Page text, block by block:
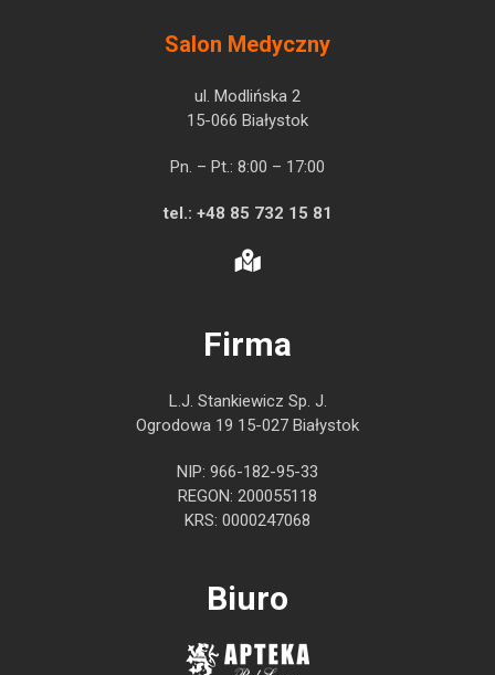
Salon Medyczny
ul. Modlińska 2
15-066 Białystok
Pn. – Pt.: 8:00 – 17:00
tel.: +48 85 732 15 81
Firma
L.J. Stankiewicz Sp. J.
Ogrodowa 19 15-027 Białystok
NIP: 966-182-95-33
REGON: 200055118
KRS: 0000247068
Biuro